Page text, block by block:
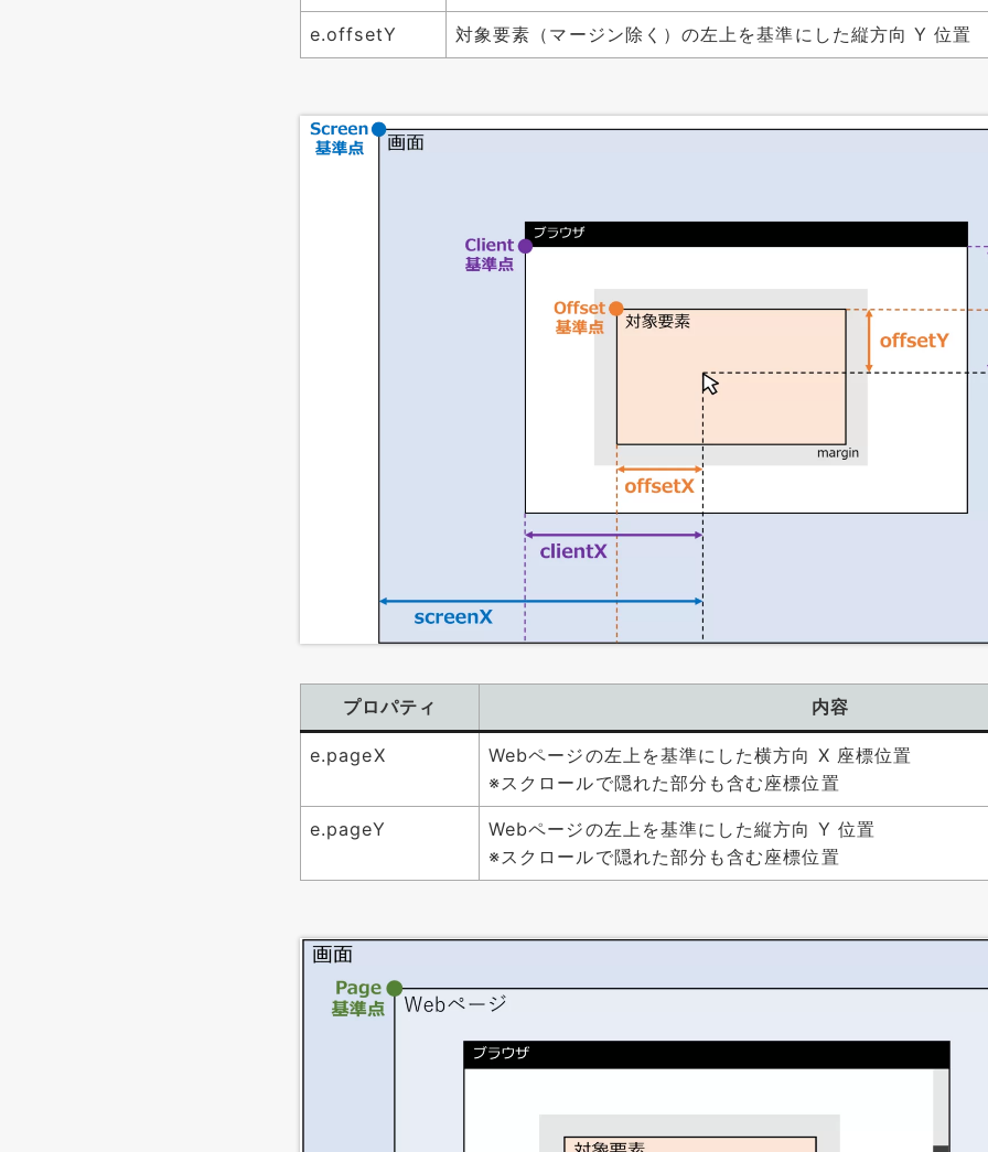
e.offsetY 対象要素（マージン除く）の左上を基準にした縦方向 Y 位置
プロパティ 内容
e.pageX
Webページの左上を基準にした横方向 X 座標位置
※スクロールで隠れた部分も含む座標位置
e.pageY
Webページの左上を基準にした縦方向 Y 位置
※スクロールで隠れた部分も含む座標位置